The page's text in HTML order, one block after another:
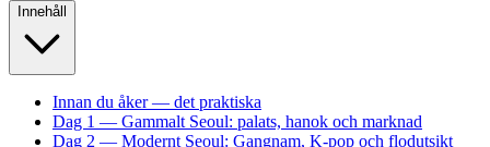
Innehåll
Innan du åker — det praktiska
Dag 1 — Gammalt Seoul: palats, hanok och marknad
Dag 2 — Modernt Seoul: Gangnam, K-pop och flodutsikt